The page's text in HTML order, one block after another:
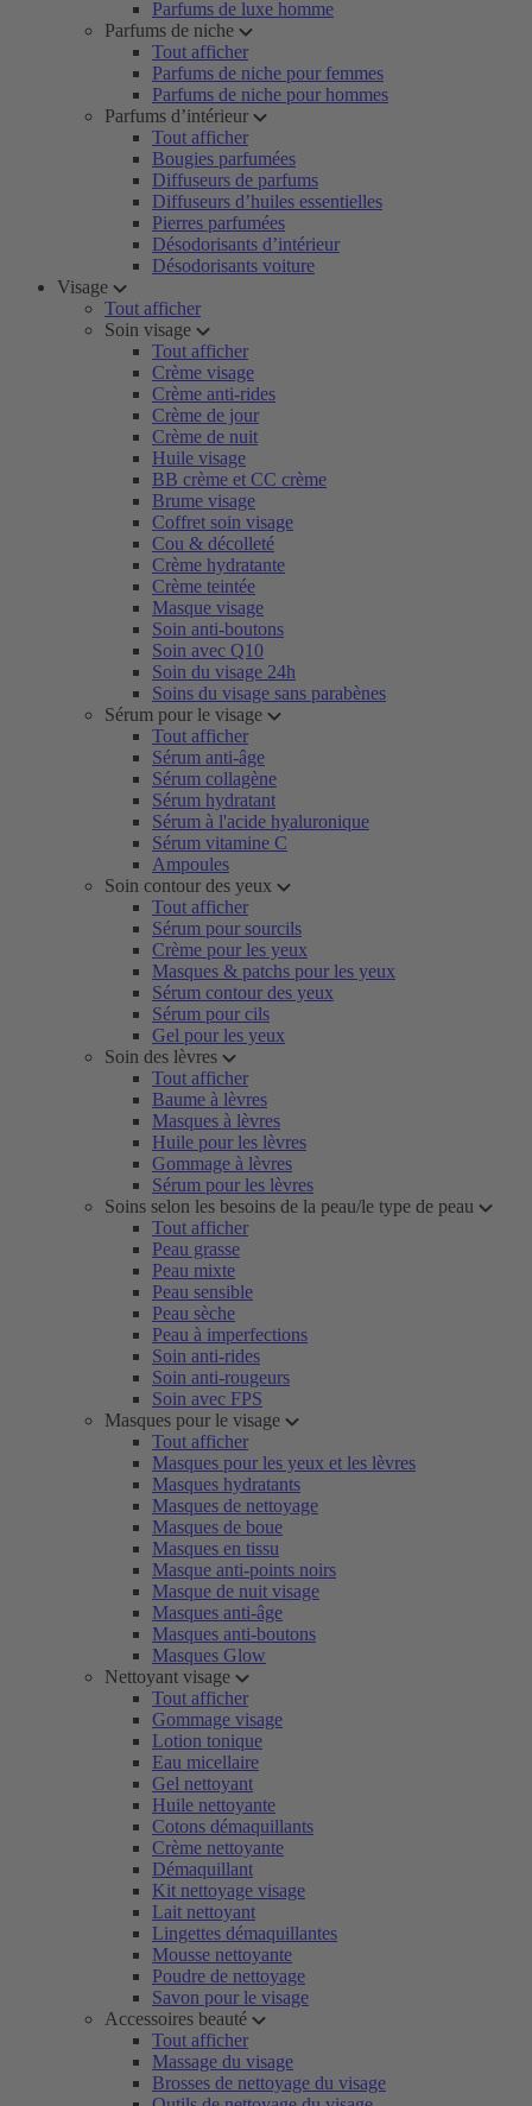
Parfums de luxe homme
Parfums de niche
Tout afficher
Parfums de niche pour femmes
Parfums de niche pour hommes
Parfums d’intérieur
Tout afficher
Bougies parfumées
Diffuseurs de parfums
Diffuseurs d’huiles essentielles
Pierres parfumées
Désodorisants d’intérieur
Désodorisants voiture
Visage
Tout afficher
Soin visage
Tout afficher
Crème visage
Crème anti-rides
Crème de jour
Crème de nuit
Huile visage
BB crème et CC crème
Brume visage
Coffret soin visage
Cou & décolleté
Crème hydratante
Crème teintée
Masque visage
Soin anti-boutons
Soin avec Q10
Soin du visage 24h
Soins du visage sans parabènes
Sérum pour le visage
Tout afficher
Sérum anti-âge
Sérum collagène
Sérum hydratant
Sérum à l'acide hyaluronique
Sérum vitamine C
Ampoules
Soin contour des yeux
Tout afficher
Sérum pour sourcils
Crème pour les yeux
Masques & patchs pour les yeux
Sérum contour des yeux
Sérum pour cils
Gel pour les yeux
Soin des lèvres
Tout afficher
Baume à lèvres
Masques à lèvres
Huile pour les lèvres
Gommage à lèvres
Sérum pour les lèvres
Soins selon les besoins de la peau/le type de peau
Tout afficher
Peau grasse
Peau mixte
Peau sensible
Peau sèche
Peau à imperfections
Soin anti-rides
Soin anti-rougeurs
Soin avec FPS
Masques pour le visage
Tout afficher
Masques pour les yeux et les lèvres
Masques hydratants
Masques de nettoyage
Masques de boue
Masques en tissu
Masque anti-points noirs
Masque de nuit visage
Masques anti-âge
Masques anti-boutons
Masques Glow
Nettoyant visage
Tout afficher
Gommage visage
Lotion tonique
Eau micellaire
Gel nettoyant
Huile nettoyante
Cotons démaquillants
Crème nettoyante
Démaquillant
Kit nettoyage visage
Lait nettoyant
Lingettes démaquillantes
Mousse nettoyante
Poudre de nettoyage
Savon pour le visage
Accessoires beauté
Tout afficher
Massage du visage
Brosses de nettoyage du visage